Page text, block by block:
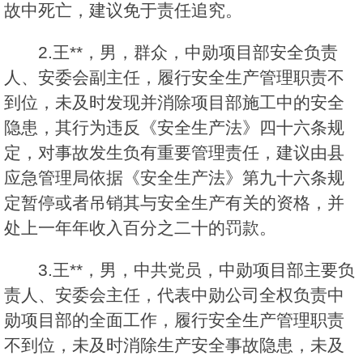
故中死亡，建议免于责任追究。
2.王**，男，群众，中勋项目部安全负责
人、安委会副主任，履行安全生产管理职责不
到位，未及时发现并消除项目部施工中的安全
隐患，其行为违反《安全生产法》四十六条规
定，对事故发生负有重要管理责任，建议由县
应急管理局依据《安全生产法》第九十六条规
定暂停或者吊销其与安全生产有关的资格，并
处上一年年收入百分之二十的罚款。
3.王**，男，中共党员，中勋项目部主要负
责人、安委会主任，代表中勋公司全权负责中
勋项目部的全面工作，履行安全生产管理职责
不到位，未及时消除生产安全事故隐患，未及